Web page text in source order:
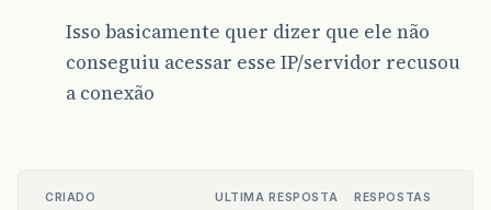
Isso basicamente quer dizer que ele não
conseguiu acessar esse IP/servidor recusou
a conexão
CRIADO ULTIMA RESPOSTA RESPOSTAS